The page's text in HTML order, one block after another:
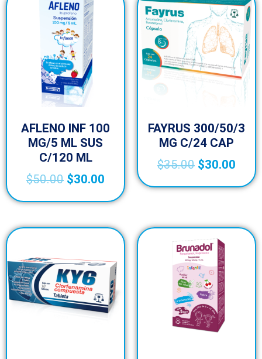
AFLENO INF 100
MG/5 ML SUS
C/120 ML
$50.00 $30.00
FAYRUS 300/50/3
MG C/24 CAP
$35.00 $30.00